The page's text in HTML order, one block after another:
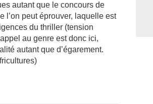
autant que le concours de
l’on peut éprouver, laquelle est
du thriller (tension
au genre est donc ici,
autant que d’égarement.